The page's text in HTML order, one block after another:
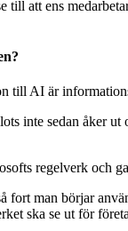
till att ens
till AI är
inte sedan åker
regelverk och
fort man börjar
ska se ut för